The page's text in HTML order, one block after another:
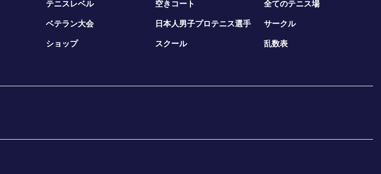
テニスレベル 空きコート 全てのテニス場
ベテラン大会 日本人男子プロテニス選手 サークル
ショップ スクール 乱数表